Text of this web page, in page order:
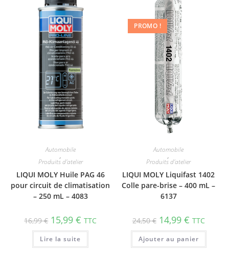
Automobile
,
Produits d'atelier
LIQUI MOLY Huile PAG 46
pour circuit de clima­ti­sa­tion
– 250 mL – 4083
16,99€ 15,99€ TTC
Lire la suite
PROMO !
Automobile
,
Produits d'atelier
LIQUI MOLY Liquifast 1402
Colle pare-brise – 400 mL –
6137
24,50€ 14,99 € TTC
Ajouter au panier